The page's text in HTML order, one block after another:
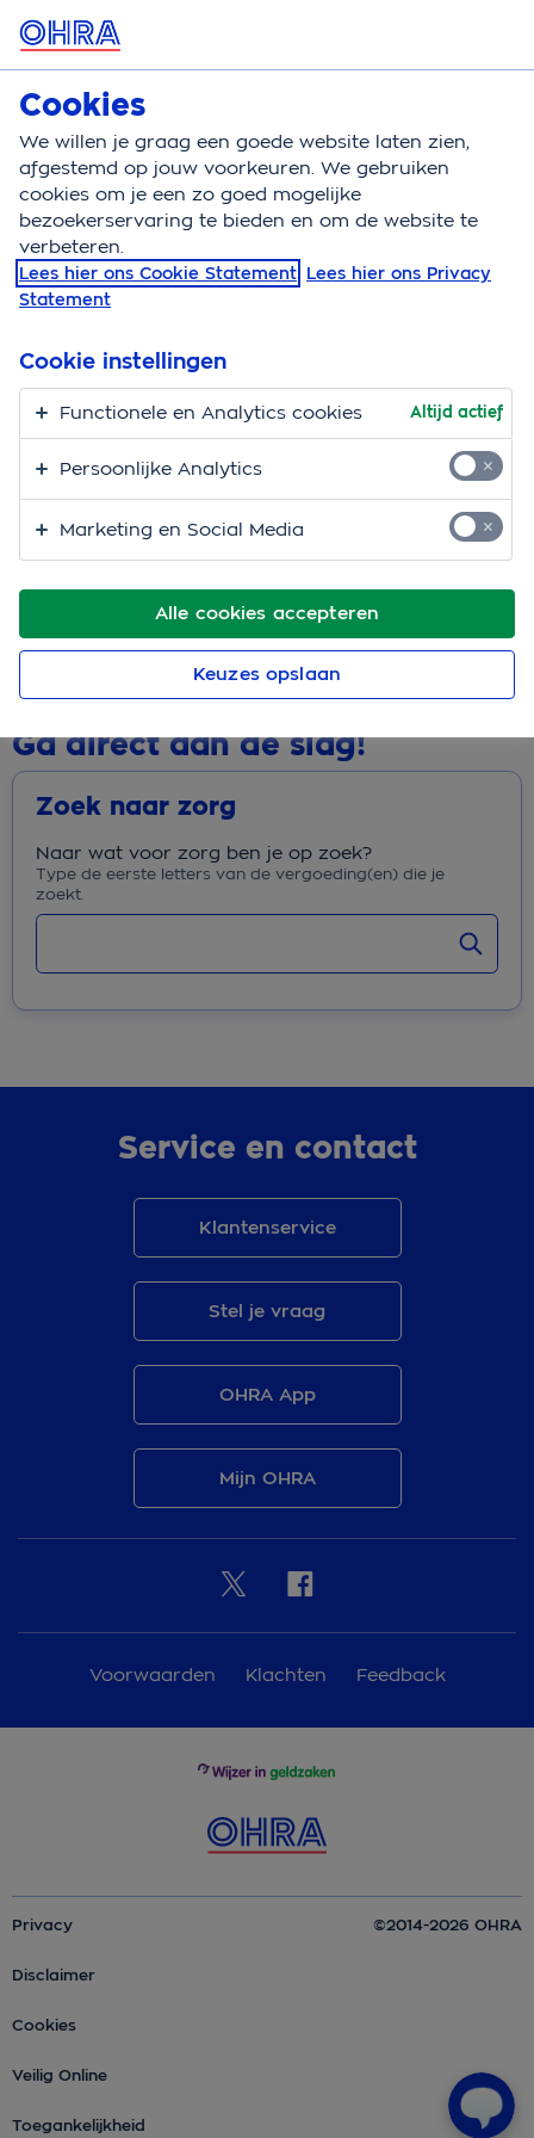
MENU
Zorgverzekering
Zorgverzekering Pakketwijzer
OHRA Pakketwijzer
Zoek de vergoedingen op die bij jouw situatie passen!
past. Check altijd even
Kijk wanneer je naar OHRA kuntoverstappenof
dat je je OHRA Zorgverzekering kuntwijzigen
Mogelijk profiteer je van
Bij de aanvullende verzekeringen OHRA Compact,
Sterk, Aanvullend, Extra Aanvullend en Uitgebreid
kun je deFysio Meeneemserviceafsluiten
Mijn OHRA Zorgverzekering
Ga direct aan de slag!
Zoek naar zorg
Naar wat voor zorg ben je op zoek?
Type de eerste letters van de vergoeding(en) die je
zoekt.
Service en contact
Klantenservice
Stel je vraag
OHRA App
Mijn OHRA
Voorwaarden Klachten Feedback
Privacy
Disclaimer
Cookies
Veilig Online
Toegankelijkheid
©2014-2026 OHRA
Cookies
We willen je graag een goede website laten zien,
afgestemd op jouw voorkeuren. We gebruiken
cookies om je een zo goed mogelijke
bezoekerservaring te bieden en om de website te
verbeteren.
Lees hier ons Cookie Statement Lees hier ons Privacy
Statement
Alle cookies accepteren
Cookie instellingen
Functionele en Analytics cookies Altijd actief
Persoonlijke Analytics
Marketing en Social Media
Keuzes opslaan